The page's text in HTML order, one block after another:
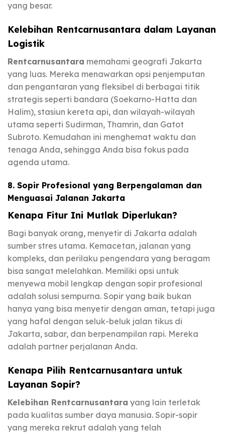
yang besar.
Kelebihan Rentcarnusantara dalam Layanan
Logistik
Rentcarnusantara memahami geografi Jakarta
yang luas. Mereka menawarkan opsi penjemputan
dan pengantaran yang fleksibel di berbagai titik
strategis seperti bandara (Soekarno-Hatta dan
Halim), stasiun kereta api, dan wilayah-wilayah
utama seperti Sudirman, Thamrin, dan Gatot
Subroto. Kemudahan ini menghemat waktu dan
tenaga Anda, sehingga Anda bisa fokus pada
agenda utama.
8. Sopir Profesional yang Berpengalaman dan
Menguasai Jalanan Jakarta
Kenapa Fitur Ini Mutlak Diperlukan?
Bagi banyak orang, menyetir di Jakarta adalah
sumber stres utama. Kemacetan, jalanan yang
kompleks, dan perilaku pengendara yang beragam
bisa sangat melelahkan. Memiliki opsi untuk
menyewa mobil lengkap dengan sopir profesional
adalah solusi sempurna. Sopir yang baik bukan
hanya yang bisa menyetir dengan aman, tetapi juga
yang hafal dengan seluk-beluk jalan tikus di
Jakarta, sabar, dan berpenampilan rapi. Mereka
adalah partner perjalanan Anda.
Kenapa Pilih Rentcarnusantara untuk
Layanan Sopir?
Kelebihan Rentcarnusantara yang lain terletak
pada kualitas sumber daya manusia. Sopir-sopir
yang mereka rekrut adalah yang telah